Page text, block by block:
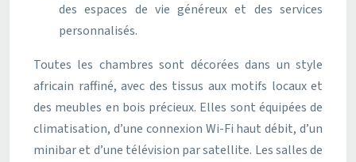
des espaces de vie généreux et des services
personnalisés.
Toutes les chambres sont décorées dans un style
africain raffiné, avec des tissus aux motifs locaux et
des meubles en bois précieux. Elles sont équipées de
climatisation, d’une connexion Wi-Fi haut débit, d’un
minibar et d’une télévision par satellite. Les salles de